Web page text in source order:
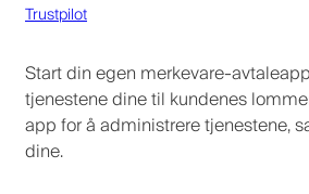
Trustpilot
Start din egen merkevare-
tjenestene dine til kundenes
app for å administrere tjenestene,
dine.